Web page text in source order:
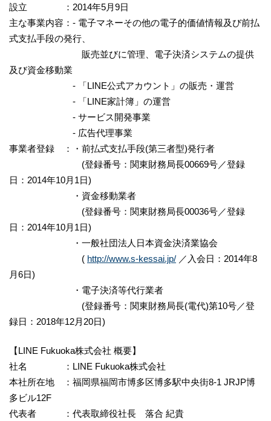
設立 ：2014年5月9日
主な事業内容：- 電子マネーその他の電子的価値情報及び前払
式支払手段の発行、
販売並びに管理、電子決済システムの提供
及び資金移動業
- 「LINE公式アカウント」の販売・運営
- 「LINE家計簿」の運営
- サービス開発事業
- 広告代理事業
事業者登録 ：・前払式支払手段(第三者型)発行者
(登録番号：関東財務局長00669号／登録
日：2014年10月1日)
・資金移動業者
(登録番号：関東財務局長00036号／登録
日：2014年10月1日)
・一般社団法人日本資金決済業協会
( http://www.s-kessai.jp/ ／入会日：2014年8
月6日)
・電子決済等代行業者
(登録番号：関東財務局長(電代)第10号／登
録日：2018年12月20日)
【LINE Fukuoka株式会社 概要】
社名 ：LINE Fukuoka株式会社
本社所在地 ：福岡県福岡市博多区博多駅中央街8-1 JRJP博
多ビル12F
代表者 ：代表取締役社長 落合 紀貴